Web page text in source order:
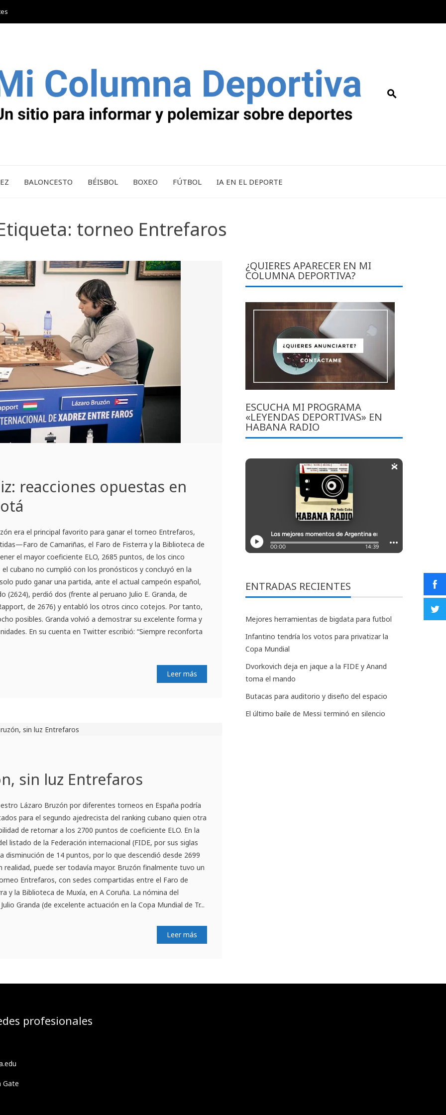
BALONCESTO BÉISBOL BOXEO FÚTBOL IA EN EL DEPORTE
torneo Entrefaros
reacciones opuestas en
era el principal favorito para ganar el torneo Entrefaros,
de Camariñas, el Faro de Fisterra y la Biblioteca de
el mayor coeficiente ELO, 2685 puntos, de los cinco
cubano no cumplió con los pronósticos y concluyó en la
pudo ganar una partida, ante el actual campeón español,
(2624), perdió dos (frente al peruano Julio E. Granda, de
de 2676) y entabló los otros cinco cotejos. Por tanto,
posibles. Granda volvió a demostrar su excelente forma y
En su cuenta en Twitter escribió: “Siempre reconforta
Leer más
sin luz Entrefaros
Lázaro Bruzón por diferentes torneos en España podría
para el segundo ajedrecista del ranking cubano quien otra
de retornar a los 2700 puntos de coeficiente ELO. En la
listado de la Federación internacional (FIDE, por sus siglas
disminución de 14 puntos, por lo que descendió desde 2699
realidad, puede ser todavía mayor. Bruzón finalmente tuvo un
Entrefaros, con sedes compartidas entre el Faro de
y la Biblioteca de Muxía, en A Coruña. La nómina del
Granda (de excelente actuación en la Copa Mundial de Tr...
Leer más
¿QUIERES APARECER EN MI
COLUMNA DEPORTIVA?
ESCUCHA MI PROGRAMA
«LEYENDAS DEPORTIVAS» EN
HABANA RADIO
ENTRADAS RECIENTES
Mejores herramientas de bigdata para futbol
Infantino tendría los votos para privatizar la
Copa Mundial
Dvorkovich deja en jaque a la FIDE y Anand
toma el mando
Butacas para auditorio y diseño del espacio
El último baile de Messi terminó en silencio
profesionales
Gate